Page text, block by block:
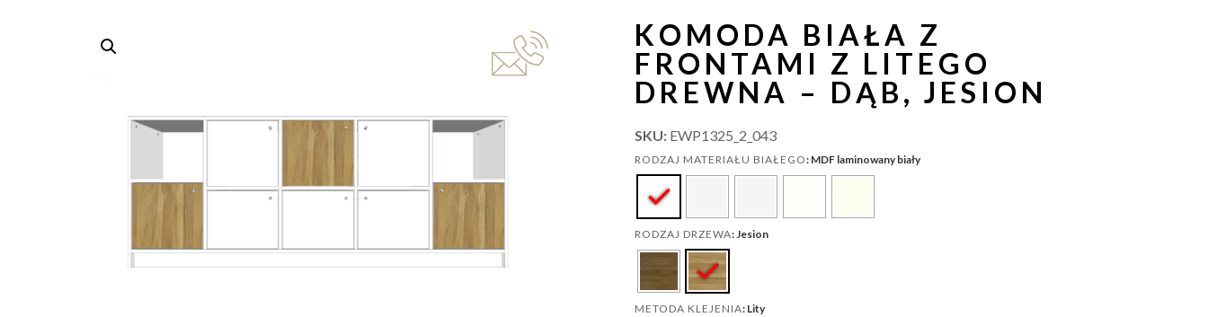
KOMODA BIAŁA Z
FRONTAMI Z LITEGO
DREWNA – DĄB, JESION
SKU: EWP1325_2_043
RODZAJ MATERIAŁU BIAŁEGO: MDF laminowany biały
RODZAJ DRZEWA: Jesion
METODA KLEJENIA: Lity